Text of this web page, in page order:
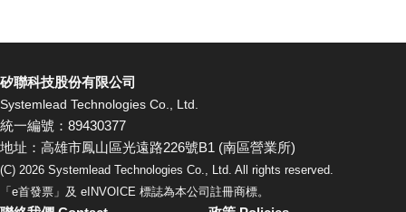
矽聯科技股份有限公司
Systemlead Technologies Co., Ltd.
統一編號：89430377
地址：高雄市鳳山區光遠路226號B1 (南區營業所)
(C) 2026 Systemlead Technologies Co., Ltd. All rights reserved.
「e首發票」及 eINVOICE 標誌為本公司註冊商標。